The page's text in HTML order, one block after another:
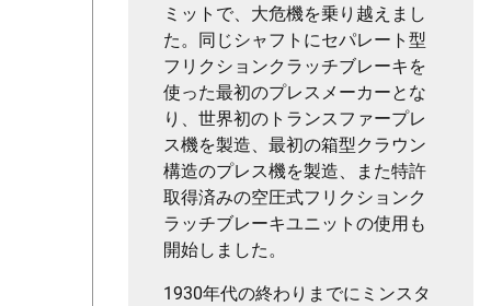
ミットで、大危機を乗り越えまし
た。同じシャフトにセパレート型
フリクションクラッチブレーキを
使った最初のプレスメーカーとな
り、世界初のトランスファープレ
ス機を製造、最初の箱型クラウン
構造のプレス機を製造、また特許
取得済みの空圧式フリクションク
ラッチブレーキユニットの使用も
開始しました。
1930年代の終わりまでにミンスタ